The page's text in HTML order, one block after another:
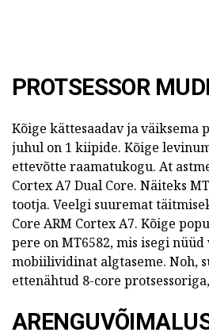
PROTSESSOR
Kõige kättesaadav ja väiksema
juhul on 1 kiipide. Kõige
ettevõtte raamatukogu. At
Cortex A7 Dual Core. Näiteks
tootja. Veelgi suuremat
Core ARM Cortex A7. Kõige
pere on MT6582, mis isegi
mobiilividinat algtaseme. Noh,
ettenähtud 8-core